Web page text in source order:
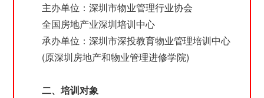
主办单位：深圳市物业管理行业协会
全国房地产业深圳培训中心
承办单位：深圳市深投教育物业管理培训中心
(原深圳房地产和物业管理进修学院)
二、培训对象